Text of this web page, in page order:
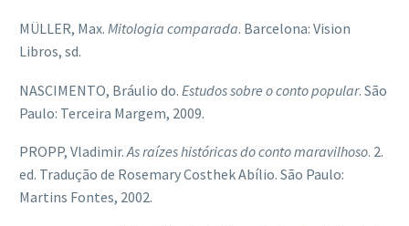
MÜLLER, Max. Mitologia comparada. Barcelona: Vision
Libros, sd.
NASCIMENTO, Bráulio do. Estudos sobre o conto popular. São
Paulo: Terceira Margem, 2009.
PROPP, Vladimir.As raízes históricas do conto maravilhoso. 2.
ed. Tradução de Rosemary Costhek Abílio. São Paulo:
Martins Fontes, 2002.